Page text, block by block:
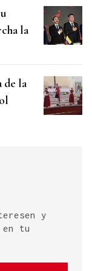
la
de la
y
tu